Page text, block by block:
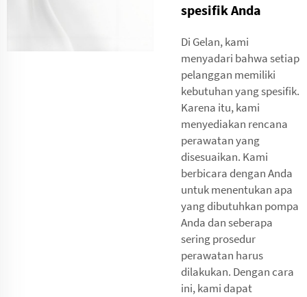
spesifik Anda
Di Gelan, kami
menyadari bahwa setiap
pelanggan memiliki
kebutuhan yang spesifik.
Karena itu, kami
menyediakan rencana
perawatan yang
disesuaikan. Kami
berbicara dengan Anda
untuk menentukan apa
yang dibutuhkan pompa
Anda dan seberapa
sering prosedur
perawatan harus
dilakukan. Dengan cara
ini, kami dapat